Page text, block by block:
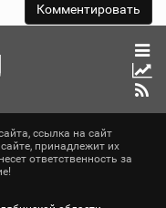
ссылка на сайт
принадлежит их
ответственность за